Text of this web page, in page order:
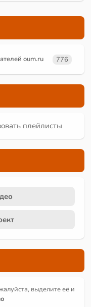
oum.ru 776
плейлисты
выделите её и